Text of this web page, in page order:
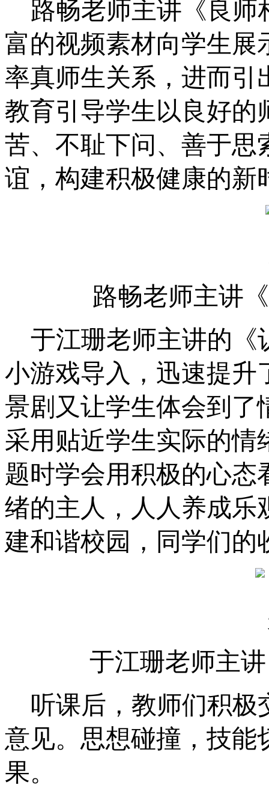
路畅老师主讲《良
富的视频素材向学生展
率真师生关系，进而引
教育引导学生以良好的
苦、不耻下问、善于思
谊，构建积极健康的新
路畅老师主讲
于江珊老师主讲的《
小游戏导入，迅速提升
景剧又让学生体会到了
采用贴近学生实际的情
题时学会用积极的心态
绪的主人，人人养成乐
建和谐校园，同学们的
于江珊老师主
听课后，教师们积极
意见。思想碰撞，技能
果。